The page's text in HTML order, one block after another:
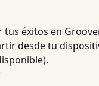
tus éxitos en
desde tu